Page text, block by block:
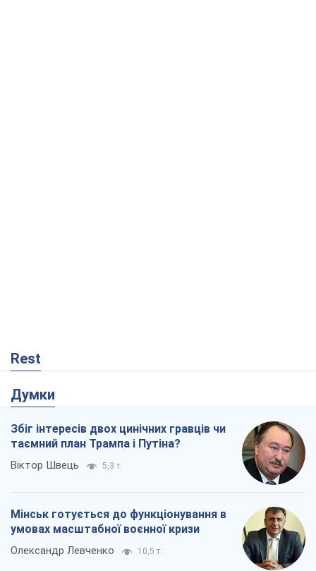
Rest
Думки
Збіг інтересів двох цинічних гравців чи
таємний план Трампа і Путіна?
Віктор Швець 5,3 т.
Мінськ готується до функціонування в
умовах масштабної воєнної кризи
Олександр Левченко 10,5 т.